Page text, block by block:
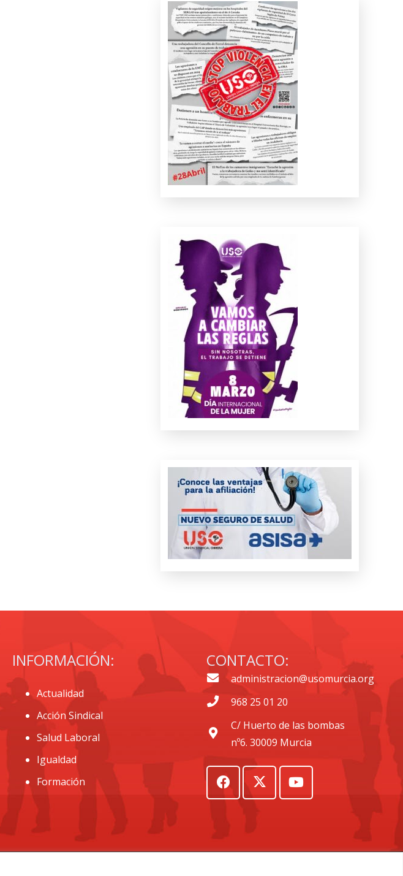
INFORMACIÓN:
Actualidad
Acción Sindical
Salud Laboral
Igualdad
Formación
CONTACTO:
administracion@usomurcia.org
968 25 01 20
C/ Huerto de las bombas
nº6. 30009 Murcia